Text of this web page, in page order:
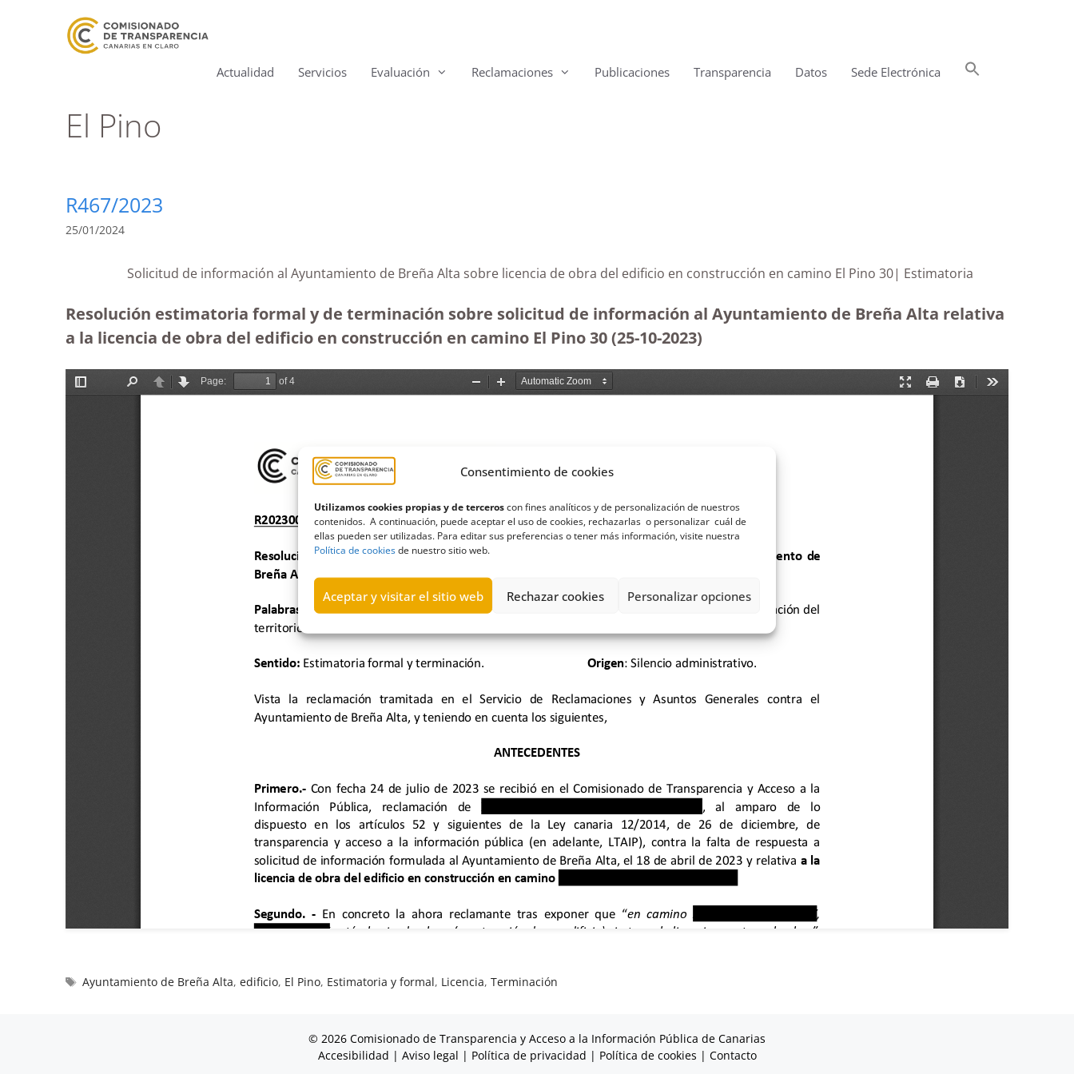
Consentimiento de cookies
Utilizamos cookies propias y de terceroscon fines analíticos y de personalización de nuestros
contenidos. A continuación, puede aceptar el uso de cookies, rechazarlas o personalizar cuál de
ellas pueden ser utilizadas. Para editar sus preferencias o tener más información, visite nuestra
Política de cookiesde nuestro sitio web.
Aceptar y visitar el sitio web Rechazar cookies Personalizar opciones
Actualidad Servicios Evaluación Reclamaciones Publicaciones Transparencia Datos Sede Electrónica
El Pino
R467/2023
25/01/2024
Solicitud de información al Ayuntamiento de Breña Alta sobre licencia de obra del edificio en construcción en camino El Pino 30| Estimatoria
Resolución estimatoria formal y de terminación sobre solicitud de información al Ayuntamiento de Breña Alta relativa
a la licencia de obra del edificio en construcción en camino El Pino 30 (25-10-2023)
Ayuntamiento de Breña Alta,edificio, El Pino, Estimatoria y formal, Licencia,Terminación
© 2026 Comisionado de Transparencia y Acceso a la Información Pública de Canarias
Accesibilidad | Aviso legal | Política de privacidad | Política de cookies | Contacto